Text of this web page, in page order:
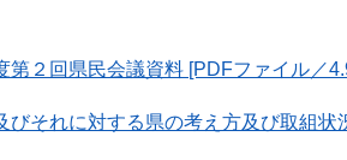
第２回県民会議資料 [PDFファイル／
びそれに対する県の考え方及び取組状